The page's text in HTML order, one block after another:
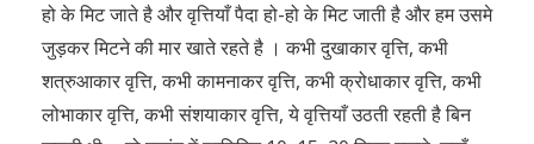
हो के मिट जाते है और वृत्तियाँ पैदा हो-हो के मिट जाती है और हम उसमे
जुड़कर मिटने की मार खाते रहते है । कभी दुखाकार वृत्ति, कभी
शत्रुआकार वृत्ति, कभी कामनाकर वृत्ति, कभी क्रोधाकार वृत्ति, कभी
लोभाकार वृत्ति, कभी संशयाकार वृत्ति, ये वृत्तियाँ उठती रहती है बिन